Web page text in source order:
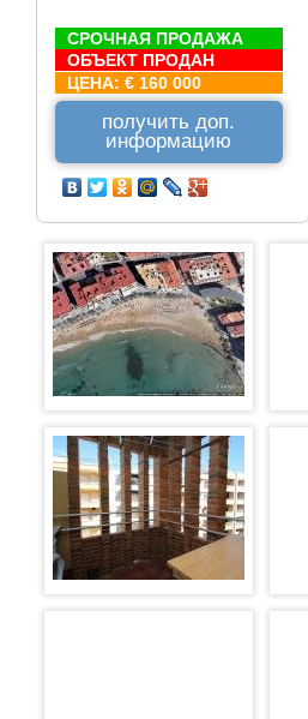
СРОЧНАЯ ПРОДАЖА
ОБЪЕКТ ПРОДАН
ЦЕНА: € 160 000
получить доп.
информацию